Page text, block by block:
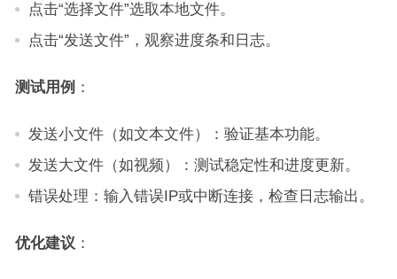
点击“选择文件”选取本地文件。
点击“发送文件”，观察进度条和日志。
测试用例 ：
发送小文件（如文本文件）：验证基本功能。
发送大文件（如视频）：测试稳定性和进度更新。
错误处理：输入错误IP或中断连接，检查日志输出。
优化建议 ：